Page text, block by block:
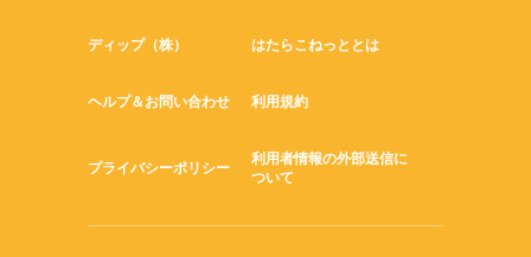
ディップ（株） はたらこねっととは
ヘルプ＆お問い合わせ 利用規約
プライバシーポリシー
利用者情報の外部送信に
ついて